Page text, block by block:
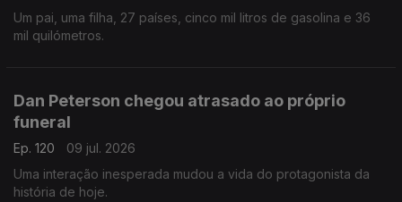
Um pai, uma filha, 27 países, cinco mil litros de gasolina e 36
mil quilómetros.
Dan Peterson chegou atrasado ao próprio
funeral
Ep. 120
09 jul. 2026
Uma interação inesperada mudou a vida do protagonista da
história de hoje.